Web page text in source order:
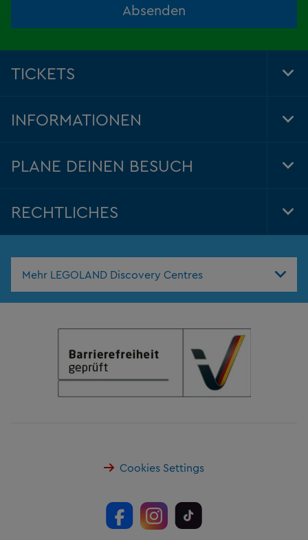
Absenden
Mehr LEGOLAND Discovery Centres
TICKETS
INFORMATIONEN
PLANE DEINEN BESUCH
RECHTLICHES
Cookies Settings